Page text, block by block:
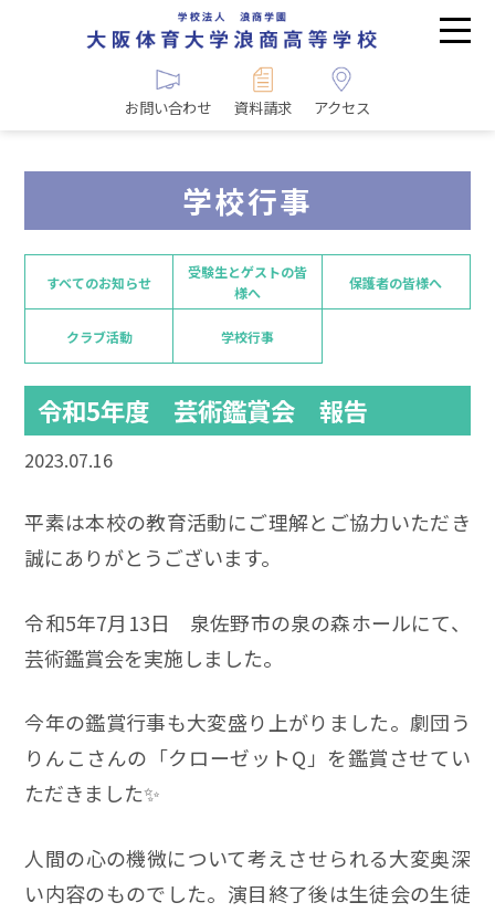
お問い合わせ 資料請求 アクセス
学校行事
すべてのお知らせ
受験生とゲストの皆
様へ
保護者の皆様へ
クラブ活動 学校行事
令和5年度 芸術鑑賞会 報告
2023.07.16
平素は本校の教育活動にご理解とご協力いただき
誠にありがとうございます。
令和5年7月13日 泉佐野市の泉の森ホールにて、
芸術鑑賞会を実施しました。
今年の鑑賞行事も大変盛り上がりました。劇団う
りんこさんの「クローゼットQ」を鑑賞させてい
ただきました✨
人間の心の機微について考えさせられる大変奥深
い内容のものでした。演目終了後は生徒会の生徒